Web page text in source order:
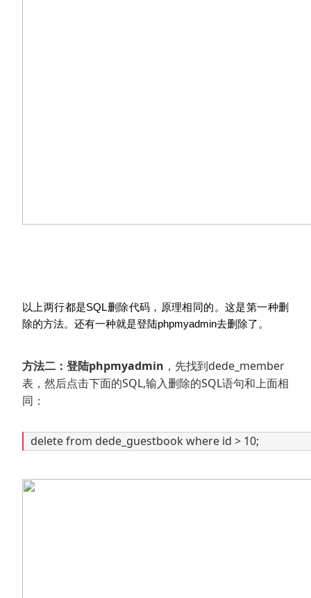
以上两行都是SQL删除代码，原理相同的。这是第一种删
除的方法。还有一种就是登陆phpmyadmin去删除了。
方法二：登陆phpmyadmin ，先找到dede_member
表，然后点击下面的SQL,输入删除的SQL语句和上面相
同：
delete from dede_guestbook where id > 10;